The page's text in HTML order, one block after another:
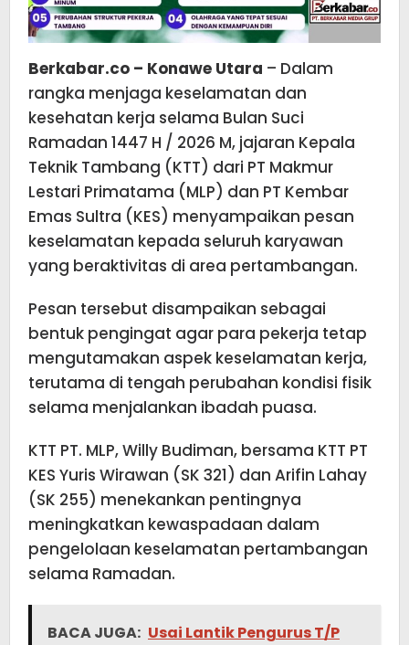
Berkabar.co – Konawe Utara – Dalam
rangka menjaga keselamatan dan
kesehatan kerja selama Bulan Suci
Ramadan 1447 H / 2026 M, jajaran Kepala
Teknik Tambang (KTT) dari PT Makmur
Lestari Primatama (MLP) dan PT Kembar
Emas Sultra (KES) menyampaikan pesan
keselamatan kepada seluruh karyawan
yang beraktivitas di area pertambangan.
Pesan tersebut disampaikan sebagai
bentuk pengingat agar para pekerja tetap
mengutamakan aspek keselamatan kerja,
terutama di tengah perubahan kondisi fisik
selama menjalankan ibadah puasa.
KTT PT. MLP, Willy Budiman, bersama KTT PT
KES Yuris Wirawan (SK 321) dan Arifin Lahay
(SK 255) menekankan pentingnya
meningkatkan kewaspadaan dalam
pengelolaan keselamatan pertambangan
selama Ramadan.
BACA JUGA: Usai Lantik Pengurus T/P